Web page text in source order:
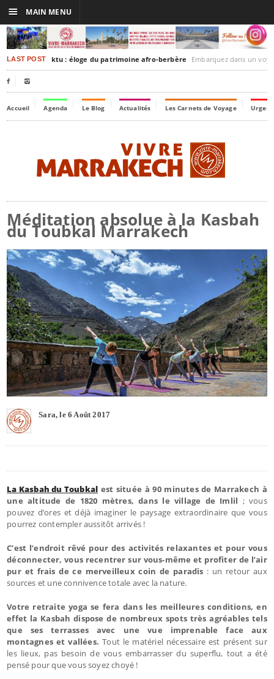
LAST POSTTimbuktu : éloge du patrimoine afro-berbère Embarquez dans un voyage culturel dans le
 
Accueil Agenda Le Blog Actualités Les Carnets de Voyage
Méditation absolue à la Kasbah
du Toubkal Marrakech
Sara, le 6 Août 2017
La Kasbah du Toubkal est située à 90 minutes de Marrakech à
une altitude de 1820 mètres, dans le village de Imlil ; vous
pouvez d’ores et déjà imaginer le paysage extraordinaire que vous
pourrez contempler aussitôt arrivés !
C’est l’endroit rêvé pour des activités relaxantes et pour vous
déconnecter, vous recentrer sur vous-même et profiter de l’air
pur et frais de ce merveilleux coin de paradis : un retour aux
sources et une connivence totale avec la nature.
Votre retraite yoga se fera dans les meilleures conditions, en
effet la Kasbah dispose de nombreux spots très agréables tels
que ses terrasses avec une vue imprenable face aux
montagnes et vallées. Tout le matériel nécessaire est présent sur
les lieux, pas besoin de vous embarrasser du superflu, tout a été
pensé pour que vous soyez choyé !
☰ MAIN MENU